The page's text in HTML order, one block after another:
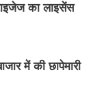
का लाइसेंस
में की छापेमारी